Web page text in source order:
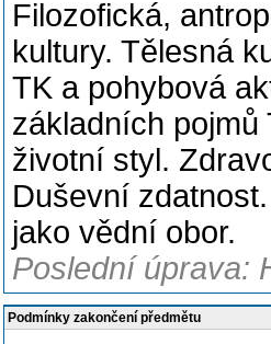
Filozofická,
kultury. Tělesná
TK a pohybová
základních
životní styl.
Duševní
jako vědní obor.
Poslední úprava:
Podmínky zakončení předmětu